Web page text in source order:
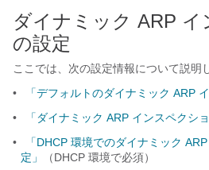
ダイナミック ARP
の設定
ここでは、次の設定情報について説明
•
「デフォルトのダイナミック ARP
•
「ダイナミック ARP インスペクシ
•
「DHCP 環境でのダイナミック
定」
（DHCP 環境で必須）